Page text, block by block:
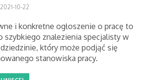
10-22
i konkretne ogłoszenie o pracę to
szybkiego znalezienia specjalisty w
który może podjąć się
stanowiska pracy.